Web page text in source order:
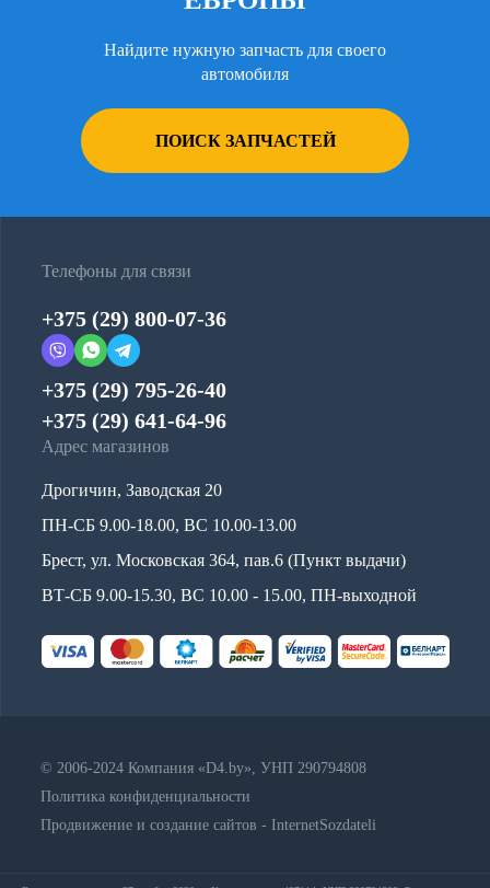
Найдите нужную запчасть для своего
автомобиля
ПОИСК ЗАПЧАСТЕЙ
Телефоны для связи
+375 (29) 800-07-36
+375 (29) 795-26-40
+375 (29) 641-64-96
Адрес магазинов
Дрогичин, Заводская 20
ПН-СБ 9.00-18.00, ВС 10.00-13.00
Брест, ул. Московская 364, пав.6 (Пункт выдачи)
ВТ-СБ 9.00-15.30, ВС 10.00 - 15.00, ПН-выходной
© 2006-2024 Компания «D4.by», УНП 290794808
Политика конфиденциальности
Продвижение и создание сайтов - InternetSozdateli